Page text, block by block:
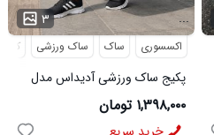
۳ ...
اکسسوری ساک ساک ورزشی
پکیج ساک ورزشی آدیداس مدل
Atila کفش ورزشی مردانه مدل
Alshen
۱,۳۹۸,۰۰۰ تومان